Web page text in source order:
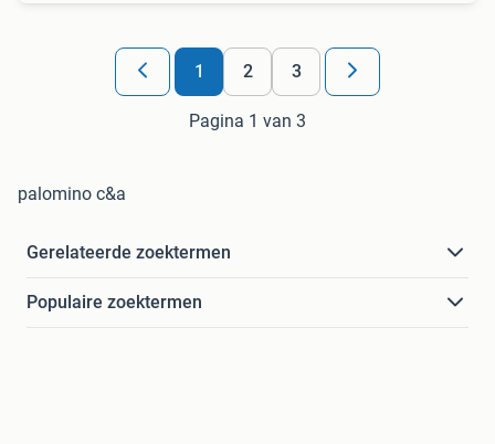
1 2 3
Pagina 1 van 3
palomino c&a
Gerelateerde zoektermen
Populaire zoektermen